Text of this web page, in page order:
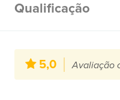
Qualificação
5,0 Avaliação